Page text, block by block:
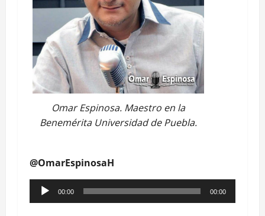
Omar Espinosa. Maestro en la
Benemérita Universidad de Puebla.
@OmarEspinosaH
Reproductor
de
00:00 00:00